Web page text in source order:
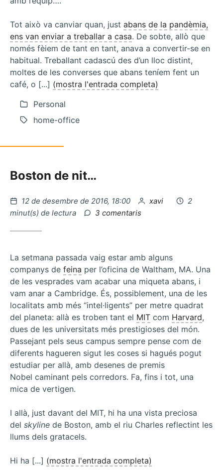
Tot això va canviar quan, just abans de la pandèmia,
ens van enviar a treballar a casa. De sobte, allò que
només fèiem de tant en tant, anava a convertir-se en
habitual. Treballant cadascú des d’un lloc distint,
moltes de les converses que abans teníem fent un
café, o [...] (mostra l'entrada completa)
Personal
home-office
Boston de nit…
Publicat
el
12 de desembre de 2016, 18:00 per
xavi
2
minut(s) de lectura
3 comentaris
el
so
La setmana passada vaig estar amb alguns
companys de feina per l’oficina de Waltham, MA. Una
de les vesprades vam acabar una miqueta abans, i
vam anar a Cambridge. És, possiblement, una de les
localitats amb més “intel·ligents” per metre quadrat
del planeta: allà es troben tant el MIT com Harvard,
dues de les universitats més prestigioses del món.
Passejant pels seus campus sempre pense com de
diferents hagueren sigut les coses si hagués pogut
estudiar per allà, amb desenes de premis
Nobel caminant pels corredors. Fa, fins i tot, una
mica de vertigen.
I allà, just davant del MIT, hi ha una vista preciosa
del skyline de Boston, amb el riu Charles reflectint les
llums dels gratacels.
Hi ha [...] (mostra l'entrada completa)